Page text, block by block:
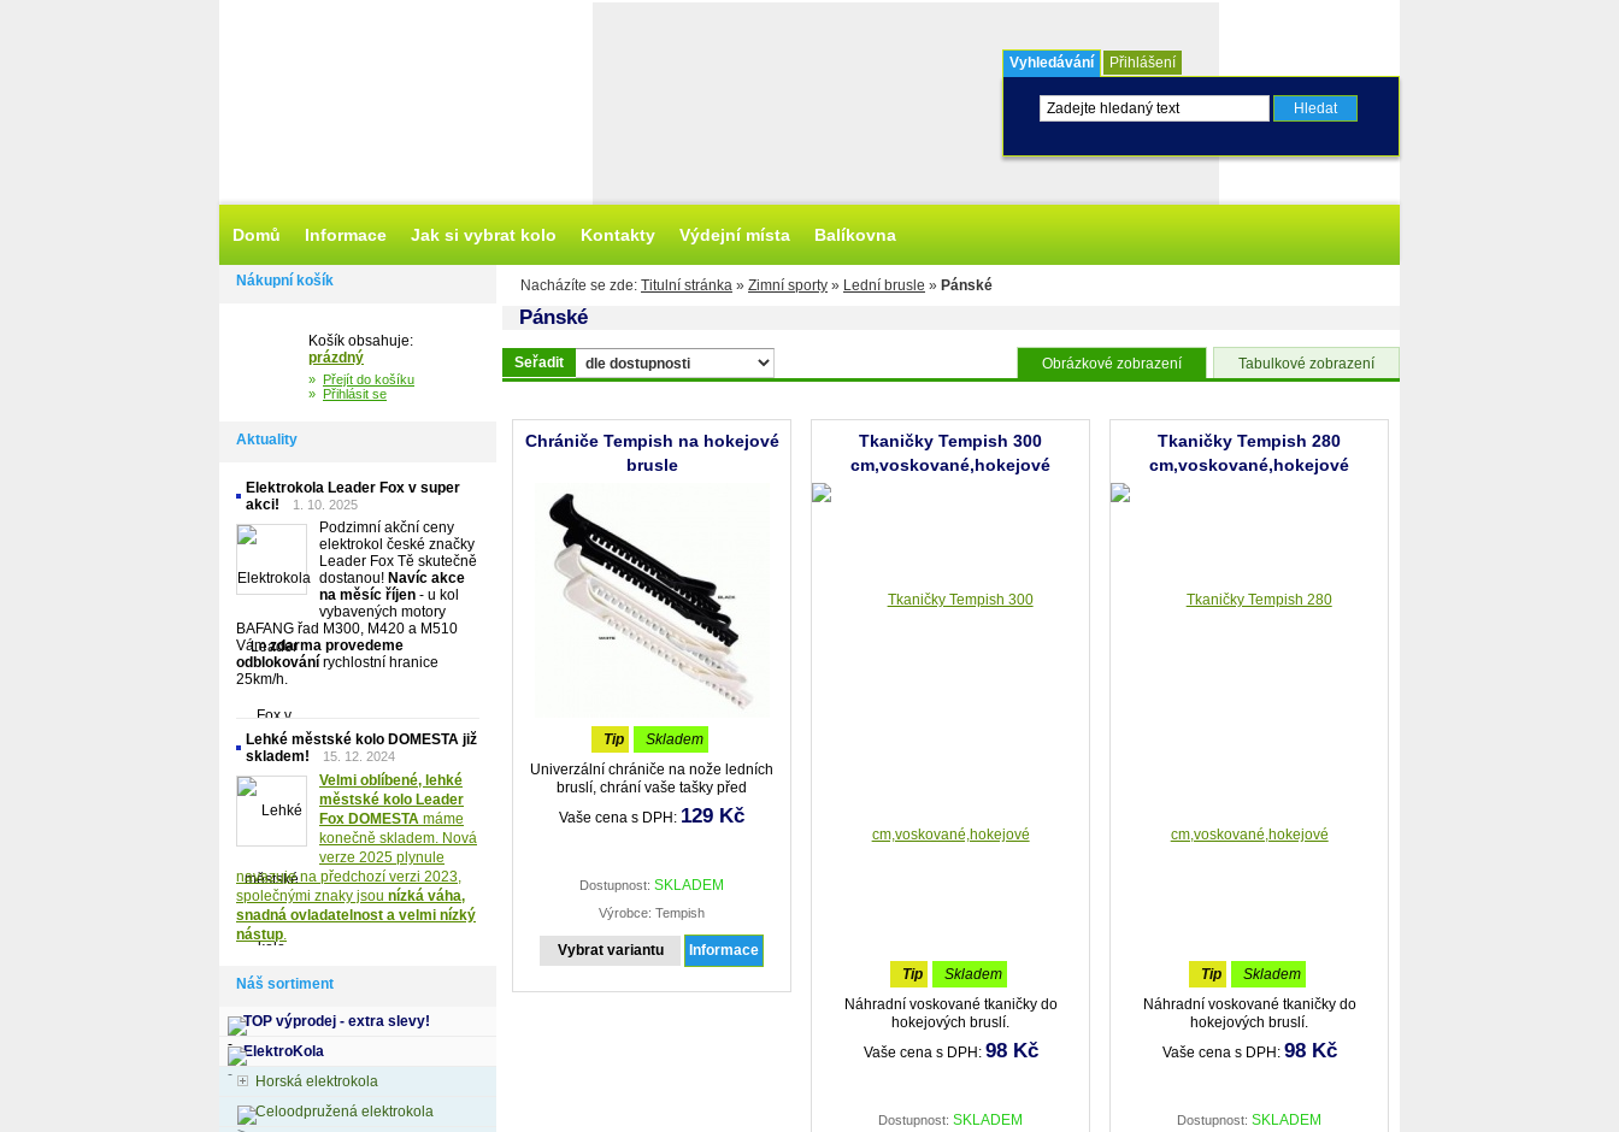
Nacházíte se zde: Titulní stránka » Zimní sporty » Lední brusle » Pánské
Pánské
Seřadit Tabulkové zobrazení
Obrázkové zobrazení
Chrániče Tempish na hokejové
brusle
tip
skladem
Univerzální chrániče na nože ledních
bruslí, chrání vaše tašky před
prořezáním
Vaše cena s DPH: 129 Kč
Dostupnost:SKLADEM
Výrobce: Tempish
Vybrat variantu Informace
Tkaničky Tempish 300
cm,voskované,hokejové
tip
skladem
Náhradní voskované tkaničky do
hokejových bruslí.
Vaše cena s DPH: 98 Kč
Dostupnost:SKLADEM
Tkaničky Tempish 280
cm,voskované,hokejové
tip
skladem
Náhradní voskované tkaničky do
hokejových bruslí.
Vaše cena s DPH: 98 Kč
Dostupnost:SKLADEM
Nákupní košík
Košík obsahuje:
prázdný
» Přejít do košíku
» Přihlásit se
Aktuality
Elektrokola Leader Fox v super
akci!
1. 10. 2025
Podzimní akční ceny
elektrokol české značky
Leader Fox Tě skutečně
dostanou! Navíc akce
na měsíc říjen - u kol
vybavených motory
BAFANG řad M300, M420 a M510
Vámzdarma provedeme
odblokování rychlostní hranice
25km/h.
Lehké městské kolo DOMESTA již
skladem!
15. 12. 2024
Velmi oblíbené, lehké
městské kolo Leader
Fox DOMESTA máme
konečně skladem. Nová
verze 2025 plynule
navazuje na předchozí verzi 2023,
společnými znaky jsou nízká váha,
snadná ovladatelnost a velmi nízký
nástup.
Náš sortiment
TOP výprodej - extra slevy!
ElektroKola
Horská elektrokola
Celoodpružená elektrokola
Vyhledávání Přihlášení
Domů Informace Jak si vybrat kolo Kontakty Výdejní místa Balíkovna